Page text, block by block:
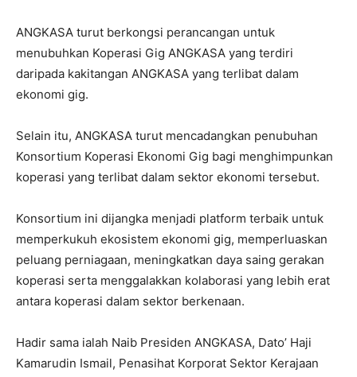
ANGKASA turut berkongsi perancangan untuk
menubuhkan Koperasi Gig ANGKASA yang terdiri
daripada kakitangan ANGKASA yang terlibat dalam
ekonomi gig.
Selain itu, ANGKASA turut mencadangkan penubuhan
Konsortium Koperasi Ekonomi Gig bagi menghimpunkan
koperasi yang terlibat dalam sektor ekonomi tersebut.
Konsortium ini dijangka menjadi platform terbaik untuk
memperkukuh ekosistem ekonomi gig, memperluaskan
peluang perniagaan, meningkatkan daya saing gerakan
koperasi serta menggalakkan kolaborasi yang lebih erat
antara koperasi dalam sektor berkenaan.
Hadir sama ialah Naib Presiden ANGKASA, Dato’ Haji
Kamarudin Ismail, Penasihat Korporat Sektor Kerajaan